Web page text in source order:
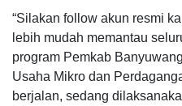
“Silakan follow akun resmi
lebih mudah memantau
program Pemkab
Usaha Mikro dan
berjalan, sedang